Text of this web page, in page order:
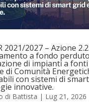
2021/2027 – Azione
a fondo
di impianti a
di Comunità
con sistemi di
innovative.
di Battista | Lug 21, 2026